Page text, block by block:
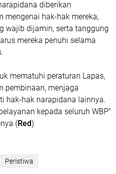
diberikan
mengenai hak-hak mereka,
wajib dijamin, serta tanggung
mereka penuhi selama
mematuhi peraturan Lapas,
pembinaan, menjaga
hak-hak narapidana lainnya.
kepada seluruh WBP"
(Red)
Peristiwa